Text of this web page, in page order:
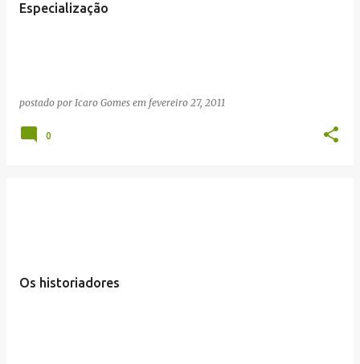
Especialização
postado por Icaro Gomes em fevereiro 27, 2011
0
Os historiadores